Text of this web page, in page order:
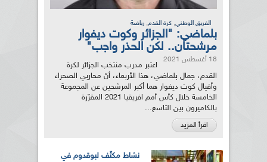
الفريق الوطني, كرة القدم, رياضة
بلماضي: "الجزائر وكوت ديفوار
مرشحتان.. لكن الحذر واجب"
18 أغسطس 2021
اعتبر مدرب منتخب الجزائر لكرة
القدم، جمال بلماضي، هذا الأربعاء، أنّ محاربي الصحراء
وأفيال كوت ديفوار هما أكبر المرشحين عن المجموعة
الخامسة خلال كأس أمم افريقيا 2021 المقرّرة
بالكاميرون بين التاسع...
اقرأ المزيد
نشاط مكثّف لبوقدوم في